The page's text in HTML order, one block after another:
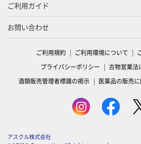
ご利用ガイド
お問い合わせ
ご利用規約 ご利用環境について
プライバシーポリシー
古物営業法
酒類販売管理者標識の掲示
医薬品の販売
アスクル株式会社